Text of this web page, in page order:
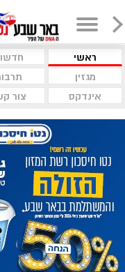
ראשי
מגזין
אינדקס
צור